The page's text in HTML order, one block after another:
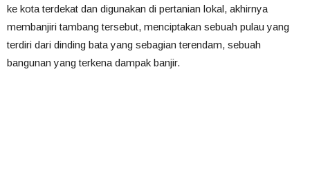
ke kota terdekat dan digunakan di pertanian lokal, akhirnya
membanjiri tambang tersebut, menciptakan sebuah pulau yang
terdiri dari dinding bata yang sebagian terendam, sebuah
bangunan yang terkena dampak banjir.